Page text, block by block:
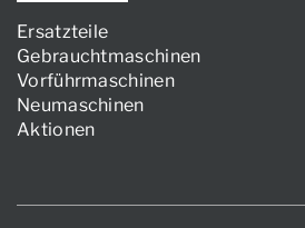
Ersatzteile
Gebrauchtmaschinen
Vorführmaschinen
Neumaschinen
Aktionen